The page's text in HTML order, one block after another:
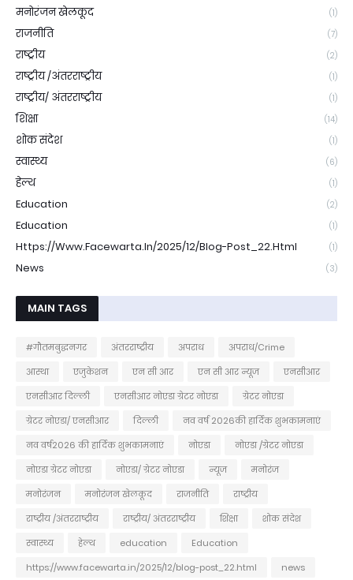
मनोरंजन खेलकूद (1)
राजनीति (7)
राष्ट्रीय (2)
राष्ट्रीय /अंतरराष्ट्रीय (1)
राष्ट्रीय/ अंतरराष्ट्रीय (1)
शिक्षा (14)
शोक संदेश (1)
स्वास्थ्य (6)
हेल्थ (1)
Education (2)
Education (1)
Https://www.facewarta.in/2025/12/blog-Post_22.html (1)
News (3)
MAIN TAGS
#गौतमबुद्धनगर अंतरराष्ट्रीय अपराध
अपराध/Crime
आस्था
एजुकेशन एन सी आर एन सी आर न्यूज
एनसीआर
एनसीआर दिल्ली
एनसीआर नोएडा ग्रेटर नोएडा
ग्रेटर नोएडा
ग्रेटर नोएडा/ एनसीआर
दिल्ली
नव वर्ष 2026की हार्दिक शुभकामनाएं
नव वर्ष2026 की हार्दिक शुभकामनाएं
नोएडा
नोएडा /ग्रेटर नोएडा
नोएडा ग्रेटर नोएडा
नोएडा/ ग्रेटर नोएडा न्यूज
मनोरंज
मनोरंजन
मनोरंजन खेलकूद राजनीति
राष्ट्रीय
राष्ट्रीय /अंतरराष्ट्रीय
राष्ट्रीय/ अंतरराष्ट्रीय शिक्षा
शोक संदेश
स्वास्थ्य
हेल्थ education
Education
https://www.facewarta.in/2025/12/blog-post_22.html
news